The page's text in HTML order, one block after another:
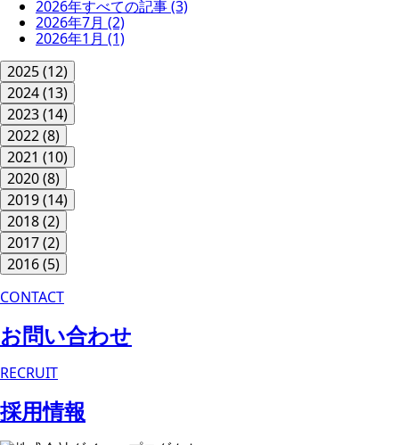
2026年すべての記事(3)
2026年7月 (2)
2026年1月 (1)
2025(12)
2024(13)
2023(14)
2022(8)
2021 (10)
2020(8)
2019(14)
2018(2)
2017(2)
2016(5)
CONTACT
お問い合わせ
RECRUIT
採用情報